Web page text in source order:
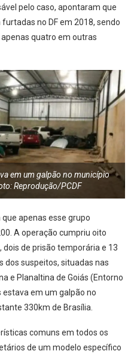
pelo caso, apontaram que
no DF em 2018, sendo
apenas quatro em outras
em um galpão no município
Reprodução/PCDF
apenas esse grupo
A operação cumpriu oito
de prisão temporária e 13
dos suspeitos, situadas nas
e Planaltina de Goiás (Entorno
estava em um galpão no
330km de Brasília.
comuns em todos os
de um modelo específico